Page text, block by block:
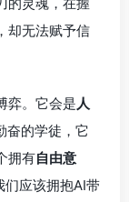
却无法赋予信
弈。它会是 人
奋的学徒，它
拥有自由意
们应该拥抱AI带